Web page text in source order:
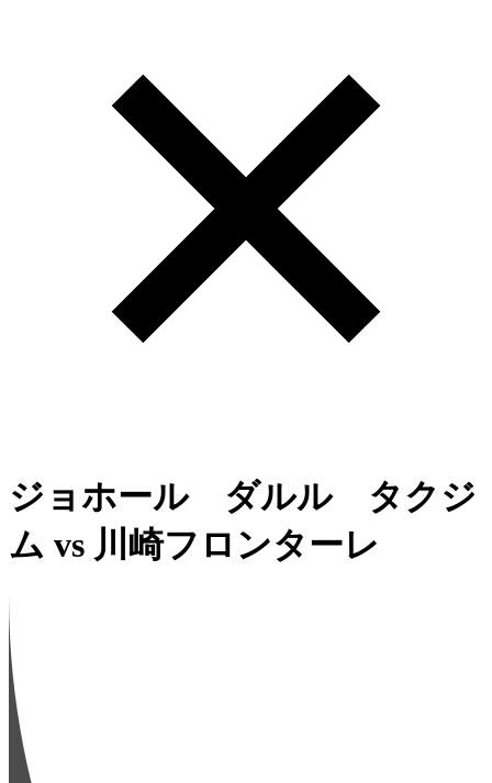
ジョホール ダルル タクジ
ム vs 川崎フロンターレ